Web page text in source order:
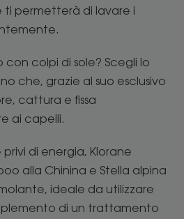
ti permetterà di lavare i
con colpi di sole? Scegli lo
che, grazie al suo esclusivo
cattura e fissa
ai capelli.
di energia, Klorane
alla Chinina e Stella alpina
ideale da utilizzare
di un trattamento